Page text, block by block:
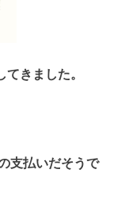
きました。
支払いだそうで